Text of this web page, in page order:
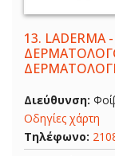
13.
Διεύθυνση:
Οδηγίες χάρτη
Τηλέφωνο: